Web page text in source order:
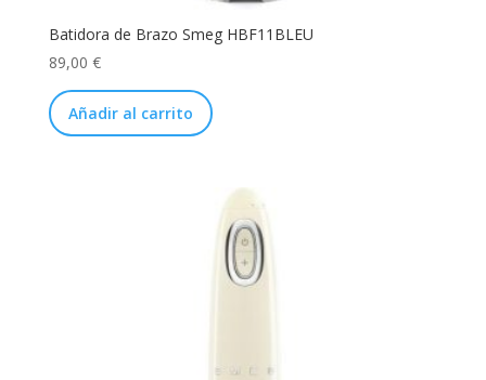
Batidora de Brazo Smeg HBF11BLEU
89,00 €
Añadir al carrito